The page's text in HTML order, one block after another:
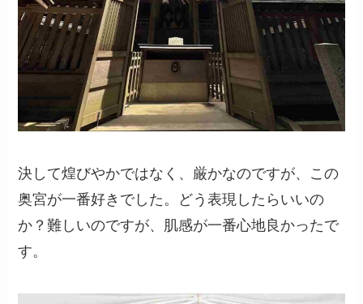
決して煌びやかではなく、厳かなのですが、この
奥宮が一番好きでした。どう表現したらいいの
か？難しいのですが、肌感が一番心地良かったで
す。